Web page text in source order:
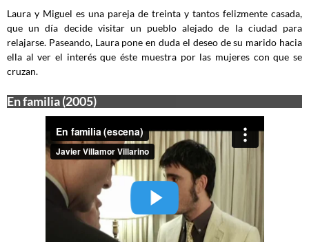
Laura y Miguel es una pareja de treinta y tantos felizmente casada,
que un día decide visitar un pueblo alejado de la ciudad para
relajarse. Paseando, Laura pone en duda el deseo de su marido hacia
ella al ver el interés que éste muestra por las mujeres con que se
cruzan.
En familia (2005)